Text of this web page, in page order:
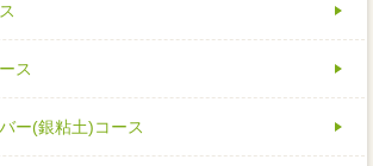
ス
ー(銀粘土)コース